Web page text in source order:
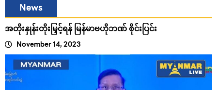
News
အတိုးနှုန်းတိုးမြှင့်ရန် မြန်မာဗဟိုဘဏ် စိုင်းပြင်း
November 14, 2023